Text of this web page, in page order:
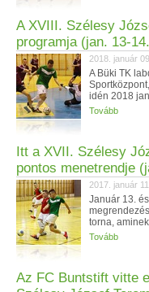
A XVIII. Szélesy
programja (jan. 13-
2018. január
A Büki TK
idén 2018
Tovább
Itt a XVII. Szélesy
pontos menetrendje
2017. január
Január 13.
torna,
Tovább
Az FC Buntstift vitte